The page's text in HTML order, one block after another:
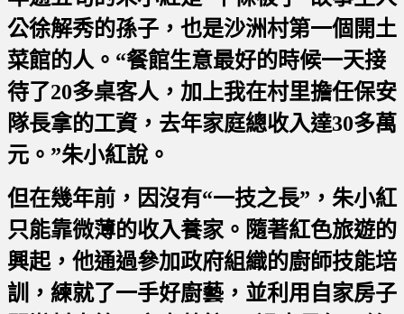
公徐解秀的孫子，也是沙洲村第一個開土
菜館的人。“餐館生意最好的時候一天接
待了20多桌客人，加上我在村里擔任保安
隊長拿的工資，去年家庭總收入達30多萬
元。”朱小紅說。
但在幾年前，因沒有“一技之長”，朱小紅
只能靠微薄的收入養家。隨著紅色旅遊的
興起，他通過參加政府組織的廚師技能培
訓，練就了一手好廚藝，並利用自家房子